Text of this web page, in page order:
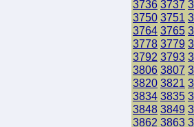
3736 3737
3750 3751
3764 3765
3778 3779
3792 3793
3806 3807
3820 3821
3834 3835
3848 3849
3862 3863